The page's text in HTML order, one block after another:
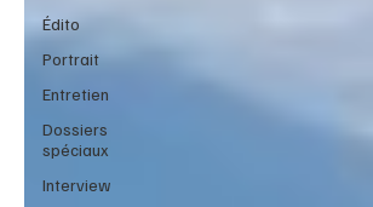
Édito
Portrait
Entretien
Dossiers
spéciaux
Interview